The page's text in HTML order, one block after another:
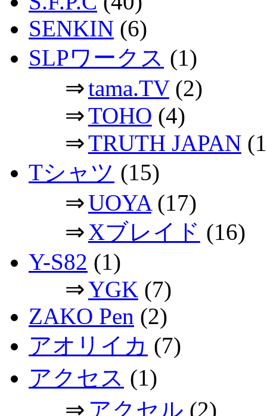
SENKIN (6)
SLPワークス (1)
⇒tama.TV(2)
⇒TOHO (4)
⇒TRUTH JAPAN
Tシャツ (15)
⇒UOYA(17)
⇒Xブレイド (16)
Y-S82 (1)
⇒YGK (7)
ZAKO Pen (2)
アオリイカ (7)
アクセス (1)
⇒ アクセル (2)